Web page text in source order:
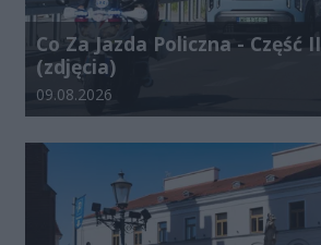
Co Za Jazda Policzna - Część II
(zdjęcia)
Data dodania galerii:
09.08.2026